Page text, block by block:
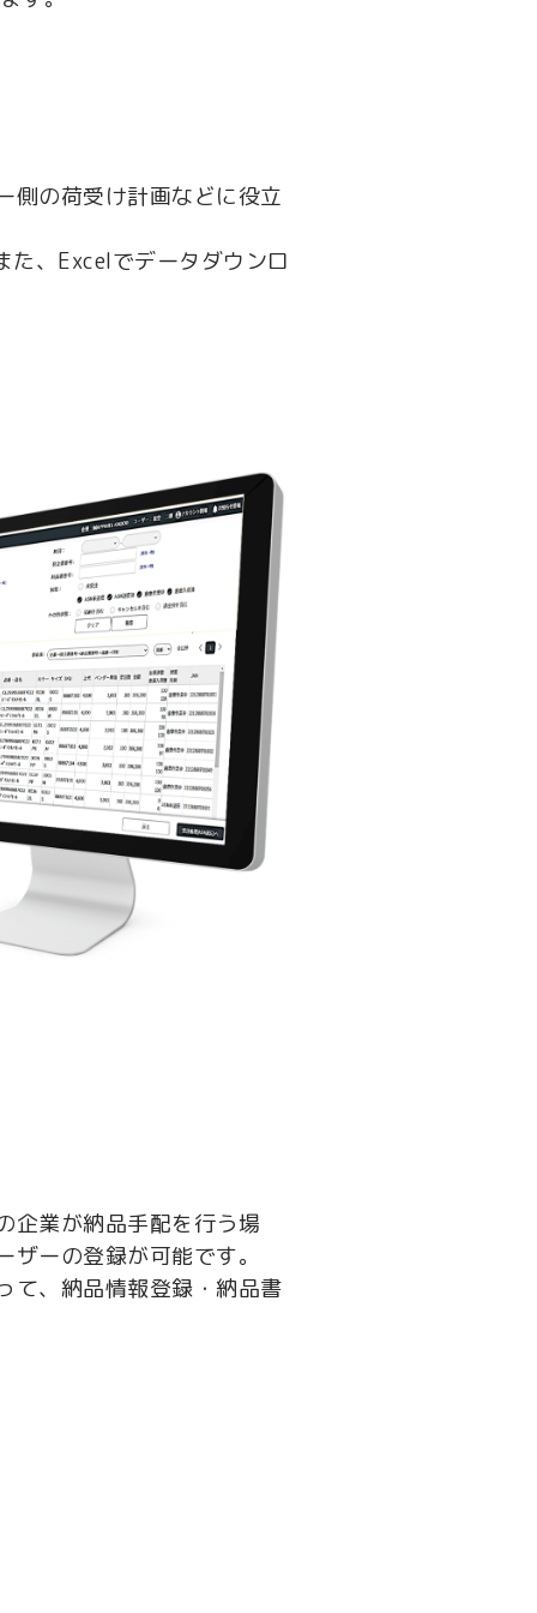
側の荷受け計画などに役立
た、Excelでデータダウンロ
企業が納品手配を行う場
ーの登録が可能です。
て、納品情報登録・納品書